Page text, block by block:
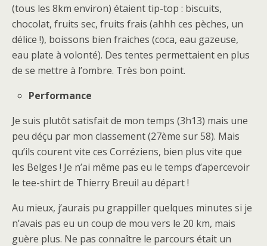
(tous les 8km environ) étaient tip-top : biscuits,
chocolat, fruits sec, fruits frais (ahhh ces pèches, un
délice !), boissons bien fraiches (coca, eau gazeuse,
eau plate à volonté). Des tentes permettaient en plus
de se mettre à l’ombre. Très bon point.
Performance
Je suis plutôt satisfait de mon temps (3h13) mais une
peu déçu par mon classement (27ème sur 58). Mais
qu’ils courent vite ces Corréziens, bien plus vite que
les Belges ! Je n’ai même pas eu le temps d’apercevoir
le tee-shirt de Thierry Breuil au départ !
Au mieux, j’aurais pu grappiller quelques minutes si je
n’avais pas eu un coup de mou vers le 20 km, mais
guère plus. Ne pas connaître le parcours était un